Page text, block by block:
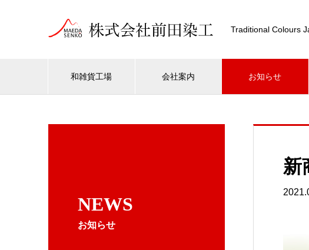
Traditional Colours
和雑貨工場 会社案内 お知らせ
NEWS
お知らせ
新